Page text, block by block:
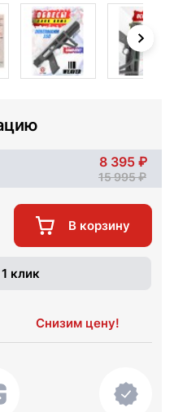
8 395
15 995
В корзину
клик
Снизим цену!